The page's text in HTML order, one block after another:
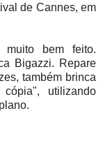
de Cannes, em
bem feito.
Bigazzi. Repare
também brinca
utilizando